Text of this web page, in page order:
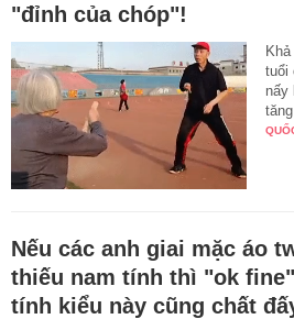
"đỉnh của chóp"!
tuổi
nấy
Nếu các anh giai mặc áo
thiếu nam tính thì "ok
tính kiểu này cũng chất